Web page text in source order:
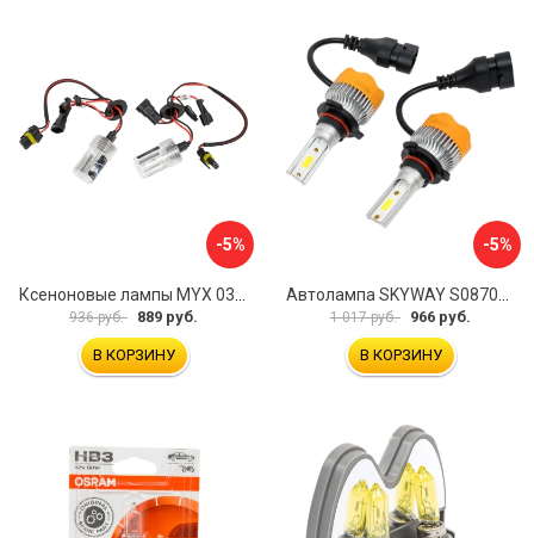
-5%
Ксеноновые лампы MYX 03B350АС
936 руб. 889 руб.
В КОРЗИНУ
-5%
Автолампа SKYWAY S08701021
1 017 руб. 966 руб.
В КОРЗИНУ